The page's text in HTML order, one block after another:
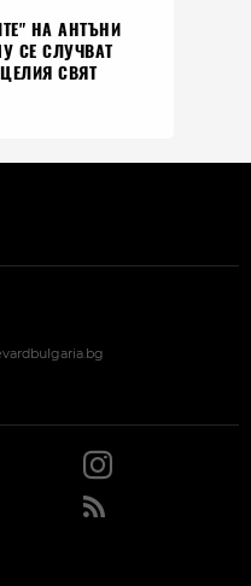
НА АНТЪНИ
СЕ СЛУЧВАТ
СВЯТ